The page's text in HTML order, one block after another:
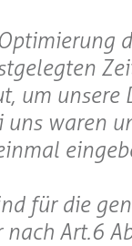
um
waren
für die
Art. 6